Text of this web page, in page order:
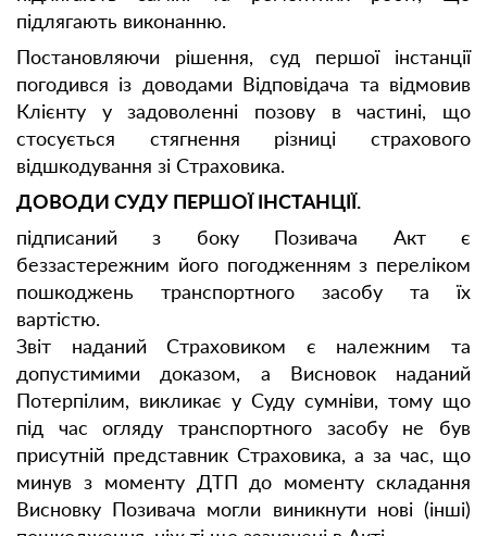
підлягають виконанню.
Постановляючи рішення, суд першої інстанції
погодився із доводами Відповідача та відмовив
Клієнту у задоволенні позову в частині, що
стосується стягнення різниці страхового
відшкодування зі Страховика.
ДОВОДИ СУДУ ПЕРШОЇ ІНСТАНЦІЇ.
підписаний з боку Позивача Акт є
беззастережним його погодженням з переліком
пошкоджень транспортного засобу та їх
вартістю.
Звіт наданий Страховиком є належним та
допустимими доказом, а Висновок наданий
Потерпілим, викликає у Суду сумніви, тому що
під час огляду транспортного засобу не був
присутній представник Страховика, а за час, що
минув з моменту ДТП до моменту складання
Висновку Позивача могли виникнути нові (інші)